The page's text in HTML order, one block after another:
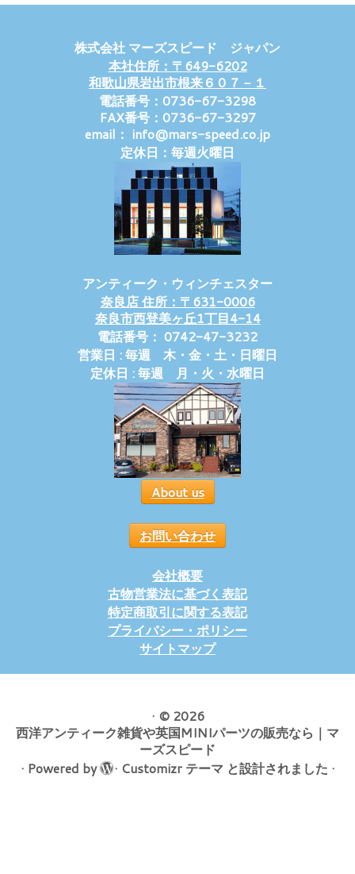
株式会社 マーズスピード ジャパン
本社住所：〒649-6202
和歌山県岩出市根来６０７－１
電話番号：0736-67-3298
FAX番号：0736-67-3297
email： info@mars-speed.co.jp
定休日：毎週火曜日
アンティーク・ウィンチェスター
奈良店 住所：〒631-0006
奈良市西登美ヶ丘1丁目4-14
電話番号： 0742-47-3232
営業日 : 毎週 木・金・土・日曜日
定休日 : 毎週 月・火・水曜日
About us
お問い合わせ
会社概要
古物営業法に基づく表記
特定商取引に関する表記
プライバシー・ポリシー
サイトマップ
· © 2026
西洋アンティーク雑貨や英国MINIパーツの販売なら｜マ
ーズスピード
· Powered by · Customizr テーマ と設計されました ·